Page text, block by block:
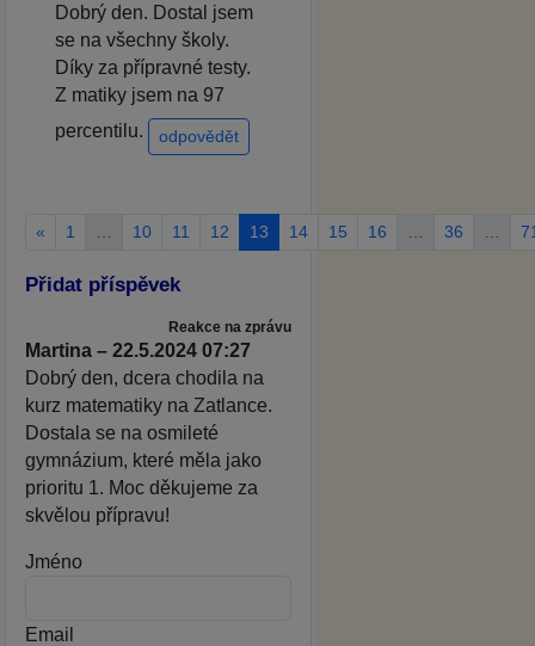
Dobrý den. Dostal jsem
se na všechny školy.
Díky za přípravné testy.
Z matiky jsem na 97
percentilu.
odpovědět
« 1 10 11 12 13 14 15 16 36
Přidat příspěvek
Reakce na zprávu
Martina – 22.5.2024 07:27
Dobrý den, dcera chodila na
kurz matematiky na Zatlance.
Dostala se na osmileté
gymnázium, které měla jako
prioritu 1. Moc děkujeme za
skvělou přípravu!
Jméno
Email